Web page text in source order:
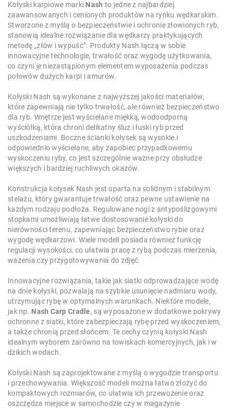
Kołyski karpiowe marki Nash to jedne z najbardziej
zaawansowanych i cenionych produktów na rynku wędkarskim.
Stworzone z myślą o bezpieczeństwie i ochronie złowionych ryb,
stanowią idealne rozwiązanie dla wędkarzy praktykujących
metodę „złów i wypuść”. Produkty Nash łączą w sobie
innowacyjne technologie, trwałość oraz wygodę użytkowania,
co czyni je niezastąpionym elementem wyposażenia podczas
połowów dużych karpi i amurów.
Kołyski Nash są wykonane z najwyższej jakości materiałów,
które zapewniają nie tylko trwałość, ale również bezpieczeństwo
dla ryb. Wnętrze jest wyściełane miękką, wodoodporną
wyściółką, która chroni delikatny śluz i łuski ryb przed
uszkodzeniami. Boczne ścianki kołysek są wysokie i
odpowiednio wyściełane, aby zapobiec przypadkowemu
wyskoczeniu ryby, co jest szczególnie ważne przy obsłudze
większych i bardziej ruchliwych okazów.
Konstrukcja kołysek Nash jest oparta na solidnym i stabilnym
stelażu, który gwarantuje trwałość oraz pewne ustawienie na
każdym rodzaju podłoża. Regulowane nogi z antypoślizgowymi
stopkami umożliwiają łatwe dostosowanie kołyski do
nierówności terenu, zapewniając bezpieczeństwo rybie oraz
wygodę wędkarzowi. Wiele modeli posiada również funkcję
regulacji wysokości, co ułatwia pracę z rybą podczas mierzenia,
ważenia czy przygotowywania do zdjęć.
Innowacyjne rozwiązania, takie jak siatki odprowadzające wodę
na dnie kołyski, pozwalają na szybkie usunięcie nadmiaru wody,
utrzymując rybę w optymalnych warunkach. Niektóre modele,
jak np. Nash Carp Cradle, są wyposażone w dodatkowe pokrywy
ochronne z siatki, które zabezpieczają rybę przed wyskoczeniem,
a także chronią przed słońcem. Te cechy czynią kołyski Nash
idealnym wyborem zarówno na łowiskach komercyjnych, jak i w
dzikich wodach.
Kołyski Nash są zaprojektowane z myślą o wygodzie transportu
i przechowywania. Większość modeli można łatwo złożyć do
kompaktowych rozmiarów, co ułatwia ich przewożenie oraz
oszczędza miejsce w samochodzie czy w magazynie